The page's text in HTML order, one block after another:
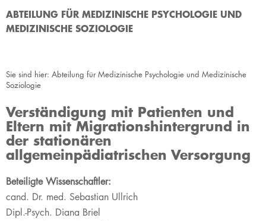
ABTEILUNG FÜR MEDIZINISCHE PSYCHOLOGIE UND
MEDIZINISCHE SOZIOLOGIE
Sie sind hier: Abteilung für Medizinische Psychologie und Medizinische
Soziologie
Verständigung mit Patienten und
Eltern mit Migrationshintergrund in
der stationären
allgemeinpädiatrischen Versorgung
Beteiligte Wissenschaftler:
cand. Dr. med. Sebastian Ullrich
Dipl.-Psych. Diana Briel